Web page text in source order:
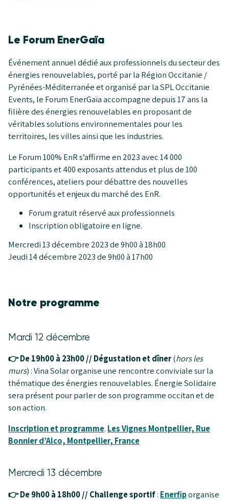
Le Forum EnerGaïa
Événement annuel dédié aux professionnels du secteur des
énergies renouvelables, porté par la Région Occitanie /
Pyrénées-Méditerranée et organisé par la SPL Occitanie
Events, le Forum EnerGaïa accompagne depuis 17 ans la
filière des énergies renouvelables en proposant de
véritables solutions environnementales pour les
territoires, les villes ainsi que les industries.
Le Forum 100% EnR s’affirme en 2023 avec 14 000
participants et 400 exposants attendus et plus de 100
conférences, ateliers pour débattre des nouvelles
opportunités et enjeux du marché des EnR.
Forum gratuit réservé aux professionnels
Inscription obligatoire en ligne.
Mercredi 13 décembre 2023 de 9h00 à 18h00
Jeudi 14 décembre 2023 de 9h00 à 17h00
Notre programme
Mardi 12 décembre
👉 De 19h00 à 23h00 // Dégustation etdîner(hors les
murs) : Vina Solar organise une rencontre conviviale sur la
thématique des énergies renouvelables. Énergie Solidaire
sera présent pour parler de son programme occitan et de
son action.
Inscription et programme. Les Vignes Montpellier, Rue
Bonnier d’Alco, Montpellier, France
Mercredi 13 décembre
👉 De 9h00 à 18h00 // Challenge sportif: Enerfiporganise